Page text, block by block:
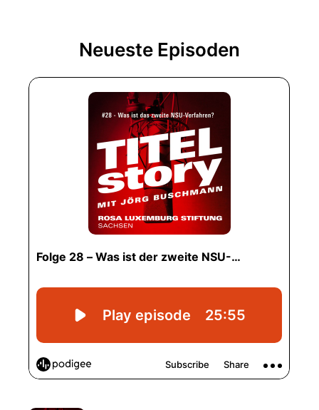
Neueste Episoden